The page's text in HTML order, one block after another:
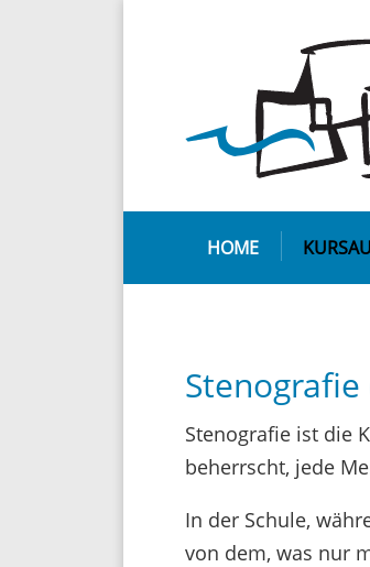
HOME
Steno­grafie ist die
beherrscht, jede
In der Schule,
von dem, was nur